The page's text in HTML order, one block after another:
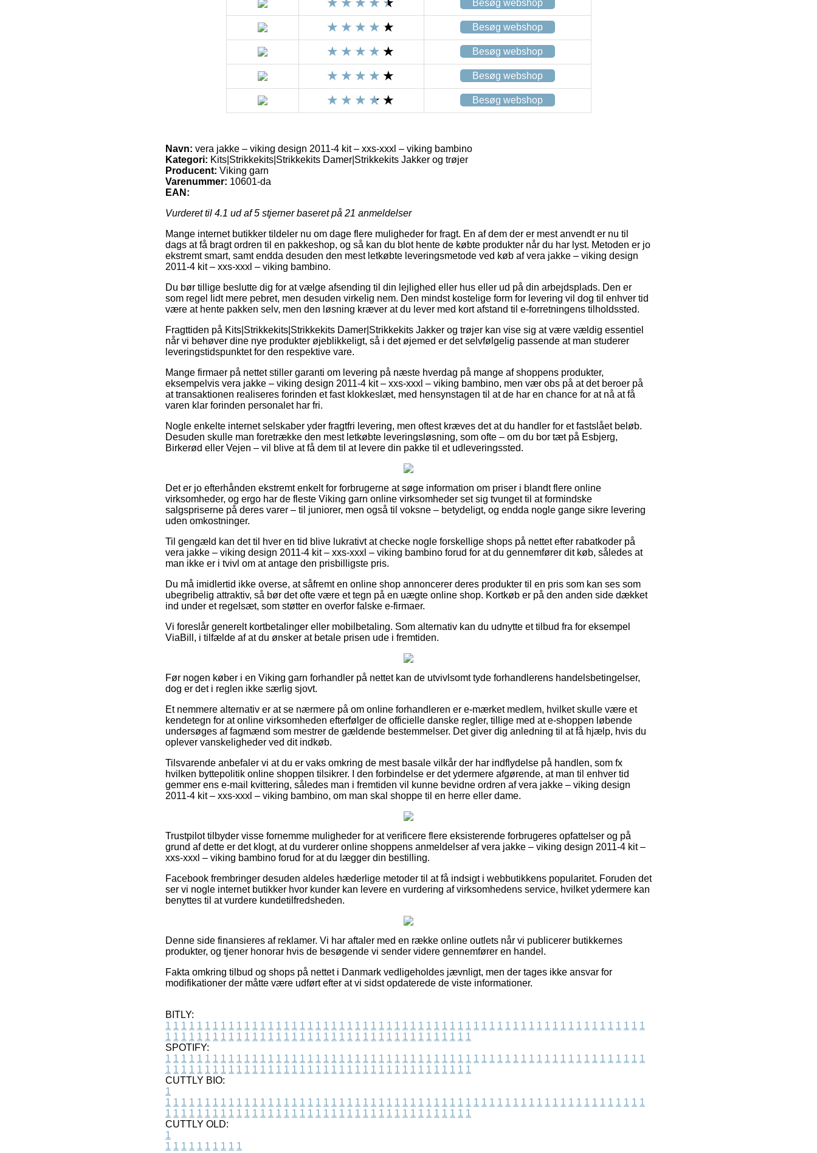
Besøg webshop
Besøg webshop
Besøg webshop
Besøg webshop
Besøg webshop
Navn: vera jakke – viking design 2011-4 kit – xxs-xxxl – viking bambino
Kategori: Kits|Strikkekits|Strikkekits Damer|Strikkekits Jakker og trøjer
Producent: Viking garn
Varenummer: 10601-da
EAN:
Vurderet til 4.1 ud af 5 stjerner baseret på 21 anmeldelser
Mange internet butikker tildeler nu om dage flere muligheder for fragt. En af dem der er mest anvendt er nu til
dags at få bragt ordren til en pakkeshop, og så kan du blot hente de købte produkter når du har lyst. Metoden er jo
ekstremt smart, samt endda desuden den mest letkøbte leveringsmetode ved køb af vera jakke – viking design
2011-4 kit – xxs-xxxl – viking bambino.
Du bør tillige beslutte dig for at vælge afsending til din lejlighed eller hus eller ud på din arbejdsplads. Den er
som regel lidt mere pebret, men desuden virkelig nem. Den mindst kostelige form for levering vil dog til enhver tid
være at hente pakken selv, men den løsning kræver at du lever med kort afstand til e-forretningens tilholdssted.
Fragttiden på Kits|Strikkekits|Strikkekits Damer|Strikkekits Jakker og trøjer kan vise sig at være vældig essentiel
når vi behøver dine nye produkter øjeblikkeligt, så i det øjemed er det selvfølgelig passende at man studerer
leveringstidspunktet for den respektive vare.
Mange firmaer på nettet stiller garanti om levering på næste hverdag på mange af shoppens produkter,
eksempelvis vera jakke – viking design 2011-4 kit – xxs-xxxl – viking bambino, men vær obs på at det beroer på
at transaktionen realiseres forinden et fast klokkeslæt, med hensynstagen til at de har en chance for at nå at få
varen klar forinden personalet har fri.
Nogle enkelte internet selskaber yder fragtfri levering, men oftest kræves det at du handler for et fastslået beløb.
Desuden skulle man foretrække den mest letkøbte leveringsløsning, som ofte – om du bor tæt på Esbjerg,
Birkerød eller Vejen – vil blive at få dem til at levere din pakke til et udleveringssted.
Det er jo efterhånden ekstremt enkelt for forbrugerne at søge information om priser i blandt flere online
virksomheder, og ergo har de fleste Viking garn online virksomheder set sig tvunget til at formindske
salgspriserne på deres varer – til juniorer, men også til voksne – betydeligt, og endda nogle gange sikre levering
uden omkostninger.
Til gengæld kan det til hver en tid blive lukrativt at checke nogle forskellige shops på nettet efter rabatkoder på
vera jakke – viking design 2011-4 kit – xxs-xxxl – viking bambino forud for at du gennemfører dit køb, således at
man ikke er i tvivl om at antage den prisbilligste pris.
Du må imidlertid ikke overse, at såfremt en online shop annoncerer deres produkter til en pris som kan ses som
ubegribelig attraktiv, så bør det ofte være et tegn på en uægte online shop. Kortkøb er på den anden side dækket
ind under et regelsæt, som støtter en overfor falske e-firmaer.
Vi foreslår generelt kortbetalinger eller mobilbetaling. Som alternativ kan du udnytte et tilbud fra for eksempel
ViaBill, i tilfælde af at du ønsker at betale prisen ude i fremtiden.
Før nogen køber i en Viking garn forhandler på nettet kan de utvivlsomt tyde forhandlerens handelsbetingelser,
dog er det i reglen ikke særlig sjovt.
Et nemmere alternativ er at se nærmere på om online forhandleren er e-mærket medlem, hvilket skulle være et
kendetegn for at online virksomheden efterfølger de officielle danske regler, tillige med at e-shoppen løbende
undersøges af fagmænd som mestrer de gældende bestemmelser. Det giver dig anledning til at få hjælp, hvis du
oplever vanskeligheder ved dit indkøb.
Tilsvarende anbefaler vi at du er vaks omkring de mest basale vilkår der har indflydelse på handlen, som fx
hvilken byttepolitik online shoppen tilsikrer. I den forbindelse er det ydermere afgørende, at man til enhver tid
gemmer ens e-mail kvittering, således man i fremtiden vil kunne bevidne ordren af vera jakke – viking design
2011-4 kit – xxs-xxxl – viking bambino, om man skal shoppe til en herre eller dame.
Trustpilot tilbyder visse fornemme muligheder for at verificere flere eksisterende forbrugeres opfattelser og på
grund af dette er det klogt, at du vurderer online shoppens anmeldelser af vera jakke – viking design 2011-4 kit –
xxs-xxxl – viking bambino forud for at du lægger din bestilling.
Facebook frembringer desuden aldeles hæderlige metoder til at få indsigt i webbutikkens popularitet. Foruden det
ser vi nogle internet butikker hvor kunder kan levere en vurdering af virksomhedens service, hvilket ydermere kan
benyttes til at vurdere kundetilfredsheden.
Denne side finansieres af reklamer. Vi har aftaler med en række online outlets når vi publicerer butikkernes
produkter, og tjener honorar hvis de besøgende vi sender videre gennemfører en handel.
Fakta omkring tilbud og shops på nettet i Danmark vedligeholdes jævnligt, men der tages ikke ansvar for
modifikationer der måtte være udført efter at vi sidst opdaterede de viste informationer.
BITLY:
1 1 1 1 1 1 1 1 1 1 1 1 1 1 1 1 1 1 1 1 1 1 1 1 1 1 1 1 1 1 1 1 1 1 1 1 1 1 1 1 1 1 1 1 1 1 1 1 1 1 1 1 1 1 1 1 1 1 1 1 1
1 1 1 1 1 1 1 1 1 1 1 1 1 1 1 1 1 1 1 1 1 1 1 1 1 1 1 1 1 1 1 1 1 1 1 1 1 1 1
SPOTIFY:
1 1 1 1 1 1 1 1 1 1 1 1 1 1 1 1 1 1 1 1 1 1 1 1 1 1 1 1 1 1 1 1 1 1 1 1 1 1 1 1 1 1 1 1 1 1 1 1 1 1 1 1 1 1 1 1 1 1 1 1 1
1 1 1 1 1 1 1 1 1 1 1 1 1 1 1 1 1 1 1 1 1 1 1 1 1 1 1 1 1 1 1 1 1 1 1 1 1 1 1
CUTTLY BIO:
1
1 1 1 1 1 1 1 1 1 1 1 1 1 1 1 1 1 1 1 1 1 1 1 1 1 1 1 1 1 1 1 1 1 1 1 1 1 1 1 1 1 1 1 1 1 1 1 1 1 1 1 1 1 1 1 1 1 1 1 1 1
1 1 1 1 1 1 1 1 1 1 1 1 1 1 1 1 1 1 1 1 1 1 1 1 1 1 1 1 1 1 1 1 1 1 1 1 1 1 1
CUTTLY OLD:
1
1 1 1 1 1 1 1 1 1 1